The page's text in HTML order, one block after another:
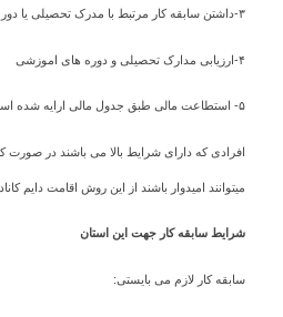
۳-داشتن سابقه کار مرتبط با مدرک تحصیلی یا دوره فنی حرفه ای ( حد اقل ۱ سال)
۴-ارزیابی مدارک تحصیلی و دوره های اموزشی
۵- استطاعت مالی طبق جدول مالی ارایه شده استان ساسکاچوان
میتوانند امیدوار باشند از این روش اقامت دایم
شرایط سابقه کار جهت این استان
سابقه کار لازم می بایستی: